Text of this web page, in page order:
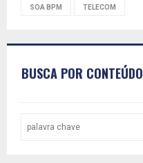
SOA BPM TELECOM
BUSCA POR CONTEÚDO